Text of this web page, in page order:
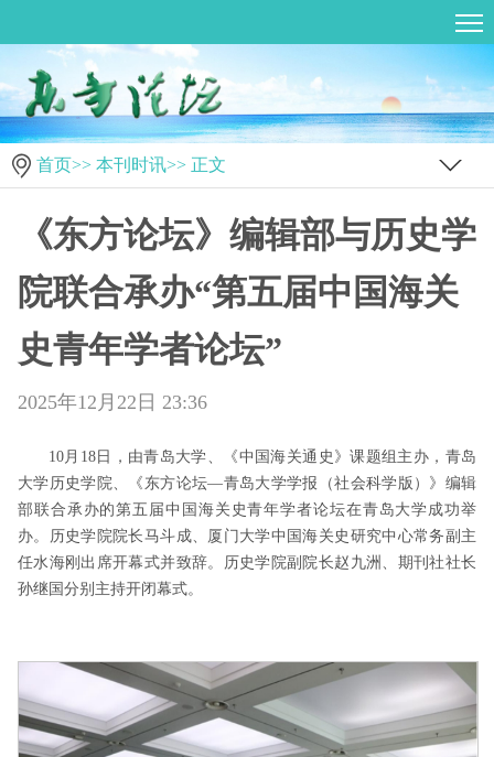
首页>> 本刊时讯>> 正文
《东方论坛》编辑部与历史学
院联合承办“第五届中国海关
史青年学者论坛”
2025年12月22日 23:36
10 月 18日，由青岛大学、《中国海关通史》课题组主办，青岛
大学历史学院、《东方论坛—青岛大学学报（社会科学版）》编辑
部联合承办的第五届中国海关史青年学者论坛在青岛大学成功举
办。历史学院院长马斗成、厦门大学中国海关史研究中心常务副主
任水海刚出席开幕式并致辞。历史学院副院长赵九洲、期刊社社长
孙继国分别主持开闭幕式。